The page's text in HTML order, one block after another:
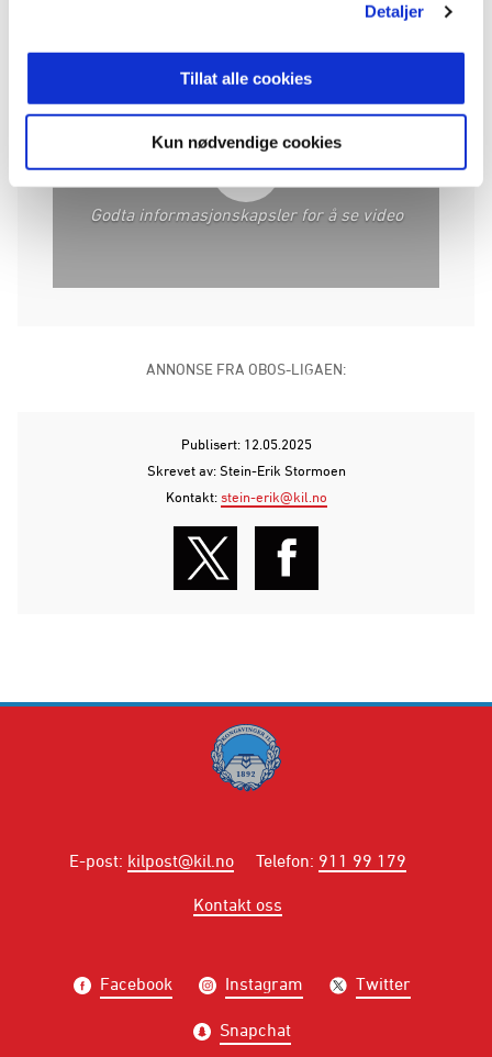
Detaljer
Tillat alle cookies
Kun nødvendige cookies
Godta informasjonskapsler for å se video
ANNONSE FRA OBOS-LIGAEN:
Publisert: 12.05.2025
Skrevet av: Stein-Erik Stormoen
Kontakt:stein-erik@kil.no
E-post: kilpost@kil.no Telefon: 911 99 179
Kontakt oss
Facebook Instagram Twitter
Snapchat